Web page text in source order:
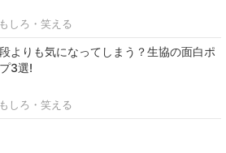
しろ・笑える
よりも気になってしまう？生協の面白ポ
3選!
しろ・笑える